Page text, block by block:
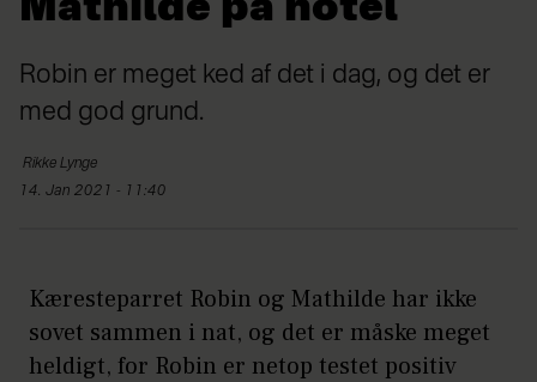
Mathilde på hotel
Robin er meget ked af det i dag, og det er
med god grund.
Rikke Lynge
14. Jan 2021 - 11:40
Kæresteparret Robin og Mathilde har ikke
sovet sammen i nat, og det er måske meget
heldigt, for Robin er netop testet positiv